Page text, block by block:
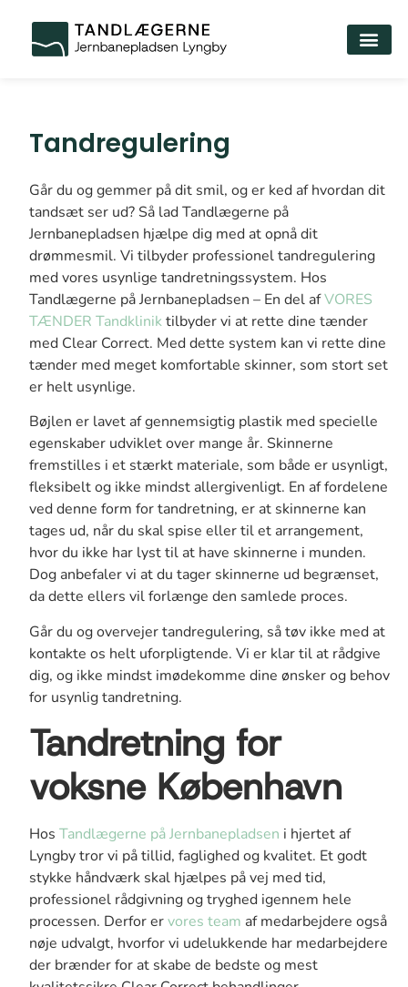
Tandregulering
Går du og gemmer på dit smil, og er ked af hvordan dit
tandsæt ser ud? Så lad Tandlægerne på
Jernbanepladsen hjælpe dig med at opnå dit
drømmesmil. Vi tilbyder professionel tandregulering
med vores usynlige tandretningssystem. Hos
Tandlægerne på Jernbanepladsen – En del afVORES
TÆNDER Tandkliniktilbyder vi at rette dine tænder
med Clear Correct. Med dette system kan vi rette dine
tænder med meget komfortable skinner, som stort set
er helt usynlige.
Bøjlen er lavet af gennemsigtig plastik med specielle
egenskaber udviklet over mange år. Skinnerne
fremstilles i et stærkt materiale, som både er usynligt,
fleksibelt og ikke mindst allergivenligt. En af fordelene
ved denne form for tandretning, er at skinnerne kan
tages ud, når du skal spise eller til et arrangement,
hvor du ikke har lyst til at have skinnerne i munden.
Dog anbefaler vi at du tager skinnerne ud begrænset,
da dette ellers vil forlænge den samlede proces.
Går du og overvejer tandregulering, så tøv ikke med at
kontakte os helt uforpligtende. Vi er klar til at rådgive
dig, og ikke mindst imødekomme dine ønsker og behov
for usynlig tandretning.
Tandretning for
voksne København
Hos Tandlægerne på Jernbanepladsen i hjertet af
Lyngby tror vi på tillid, faglighed og kvalitet. Et godt
stykke håndværk skal hjælpes på vej med tid,
professionel rådgivning og tryghed igennem hele
processen. Derfor ervores team af medarbejdere også
nøje udvalgt, hvorfor vi udelukkende har medarbejdere
der brænder for at skabe de bedste og mest